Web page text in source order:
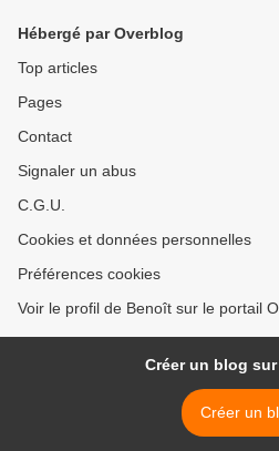
Hébergé par Overblog
Top articles
Pages
Contact
Signaler un abus
C.G.U.
Cookies et données personnelles
Préférences cookies
Voir le profil de Benoît sur le portail
Créer un blog
Créer un